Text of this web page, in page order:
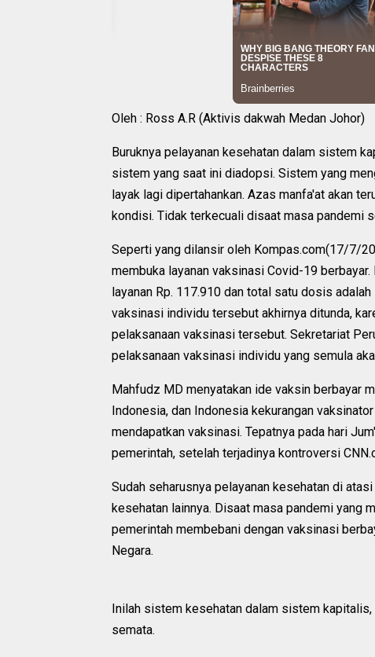
Oleh : Ross A.R (Aktivis dakwah Medan Johor)
Buruknya pelayanan kesehatan dalam sistem
sistem yang saat ini diadopsi. Sistem yang
layak lagi dipertahankan. Azas manfa'at akan
kondisi. Tidak terkecuali disaat masa pandemi
Seperti yang dilansir oleh Kompas.com(17/7/
membuka layanan vaksinasi Covid-19
layanan Rp. 117.910 dan total satu dosis
vaksinasi individu tersebut akhirnya ditunda,
pelaksanaan vaksinasi tersebut. Sekretariat
pelaksanaan vaksinasi individu yang semula
Mahfudz MD menyatakan ide vaksin berbayar
Indonesia, dan Indonesia kekurangan
mendapatkan vaksinasi. Tepatnya pada hari
pemerintah, setelah terjadinya kontroversi
Sudah seharusnya pelayanan kesehatan di
kesehatan lainnya. Disaat masa pandemi yang
pemerintah membebani dengan vaksinasi
Negara.
Inilah sistem kesehatan dalam sistem
semata.